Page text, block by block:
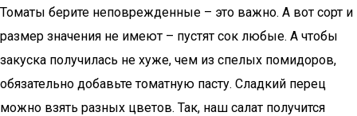
Томаты берите неповрежденные – это важно. А вот сорт и
размер значения не имеют – пустят сок любые. А чтобы
закуска получилась не хуже, чем из спелых помидоров,
обязательно добавьте томатную пасту. Сладкий перец
можно взять разных цветов. Так, наш салат получится